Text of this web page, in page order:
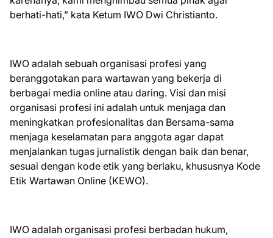
berhati-hati,” kata Ketum IWO Dwi Christianto.
IWO adalah sebuah organisasi profesi yang
beranggotakan para wartawan yang bekerja di
berbagai media online atau daring. Visi dan misi
organisasi profesi ini adalah untuk menjaga dan
meningkatkan profesionalitas dan Bersama-sama
menjaga keselamatan para anggota agar dapat
menjalankan tugas jurnalistik dengan baik dan benar,
sesuai dengan kode etik yang berlaku, khususnya Kode
Etik Wartawan Online (KEWO).
IWO adalah organisasi profesi berbadan hukum,